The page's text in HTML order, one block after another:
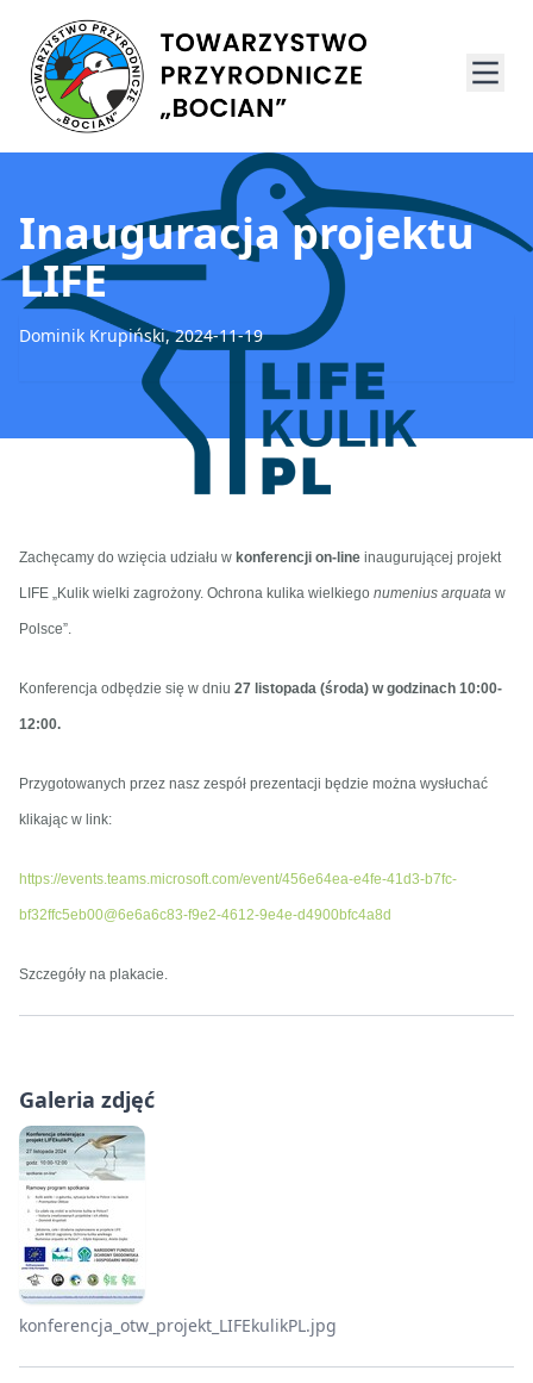
Inauguracja projektu
LIFE
Dominik Krupiński, 2024-11-19
Zachęcamy do wzięcia udziału w konferencji on-line inaugurującej projekt
LIFE „Kulik wielki zagrożony. Ochrona kulika wielkiego numenius arquata w
Polsce”.
Konferencja odbędzie się w dniu 27 listopada (środa) w godzinach 10:00-
12:00.
Przygotowanych przez nasz zespół prezentacji będzie można wysłuchać
klikając w link:
https://events.teams.microsoft.com/event/456e64ea-e4fe-41d3-b7fc-
bf32ffc5eb00@6e6a6c83-f9e2-4612-9e4e-d4900bfc4a8d
Szczegóły na plakacie.
Galeria zdjęć
konferencja_otw_projekt_LIFEkulikPL.jpg